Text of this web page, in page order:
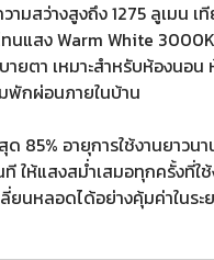
ามสว่างสูงถึง 1275 ลูเมน เ
นแสง Warm White
ยตา เหมาะสำหรับห้องนอน
พักผ่อนภายในบ้าน
85% อายุการใช้งานยาวน
ให้แสงสม่ำเสมอทุกครั้งที่ใ
ยนหลอดได้อย่างคุ้มค่าในระ